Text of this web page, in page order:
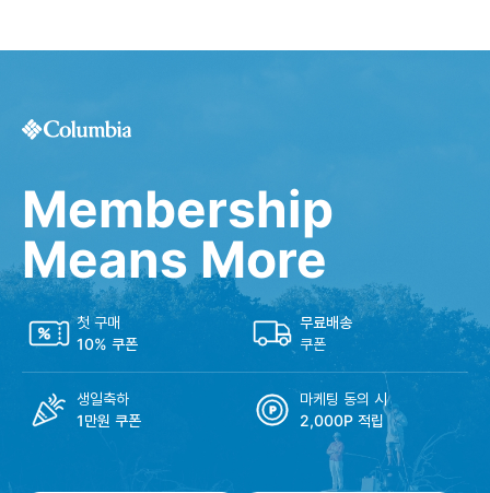
Membership
Means More
첫 구매
10% 쿠폰
무료배송
쿠폰
생일축하
1만원 쿠폰
마케팅 동의 시
2,000P 적립